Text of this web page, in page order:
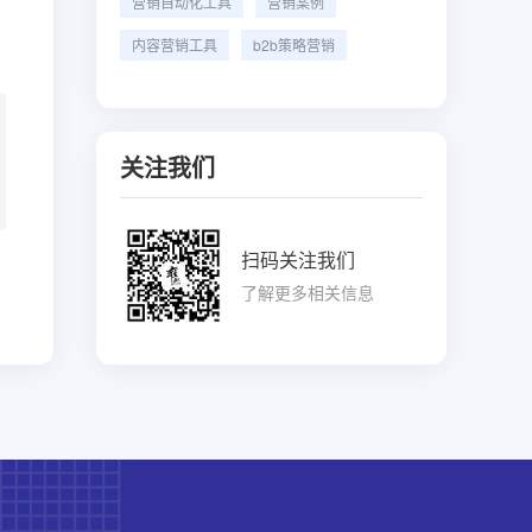
内容营销工具 b2b策略营销
关注我们
扫码关注我们
了解更多相关信息